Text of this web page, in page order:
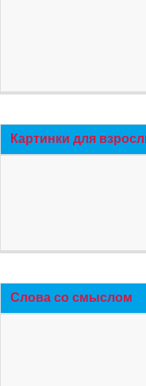
Картинки для
Слова со смыслом